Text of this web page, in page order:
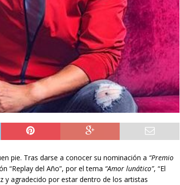
pie. Tras darse a conocer su nominación a “Premio
“Replay del Año”, por el tema “Amor lunático”, “El
y agradecido por estar dentro de los artistas